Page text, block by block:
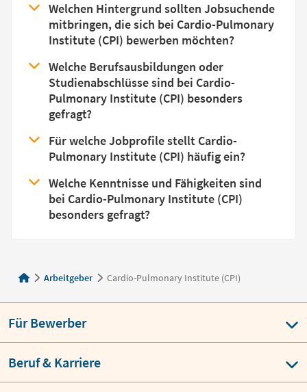
Welchen Hintergrund sollten Jobsuchende
mitbringen, die sich bei Cardio-Pulmonary
Institute (CPI) bewerben möchten?
Welche Berufsausbildungen oder
Studienabschlüsse sind bei Cardio-
Pulmonary Institute (CPI) besonders
gefragt?
Für welche Jobprofile stellt Cardio-
Pulmonary Institute (CPI) häufig ein?
Welche Kenntnisse und Fähigkeiten sind
bei Cardio-Pulmonary Institute (CPI)
besonders gefragt?
Arbeitgeber Cardio-Pulmonary Institute (CPI)
Für Bewerber
Beruf & Karriere